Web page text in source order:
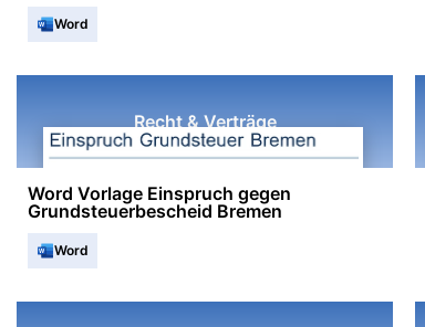
Word
Recht & Verträge
Word Vorlage Einspruch gegen
Grundsteuerbescheid Bremen
Word